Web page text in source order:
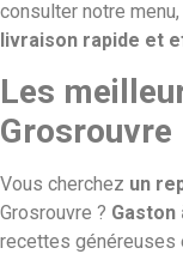
consulter notre
livraison rapide et
Les
Grosrouvre
Vous cherchez un
Grosrouvre ? Gaston
recettes généreuses